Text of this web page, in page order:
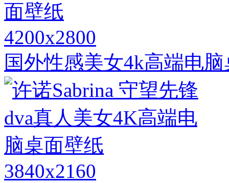
4200x2800
国外性感美女4k高端电
3840x2160